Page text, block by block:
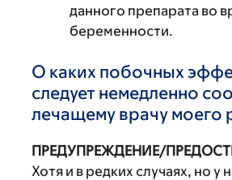
данного препарата во
беременности.
О каких побочных
следует немедленно
лечащему врачу моего
ПРЕДУПРЕЖДЕНИЕ/
Хотя и в редких случаях, но у